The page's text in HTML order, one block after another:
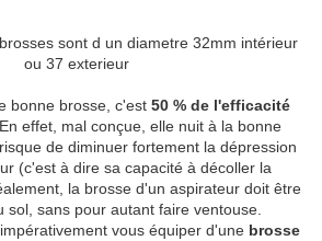
sont d un diametre 32mm intérieur
ou 37 exterieur
bonne brosse, c'est 50 % de l'efficacité
effet, mal conçue, elle nuit à la bonne
de diminuer fortement la dépression
(c'est à dire sa capacité à décoller la
la brosse d'un aspirateur doit être
sol, sans pour autant faire ventouse.
vous équiper d'une brosse